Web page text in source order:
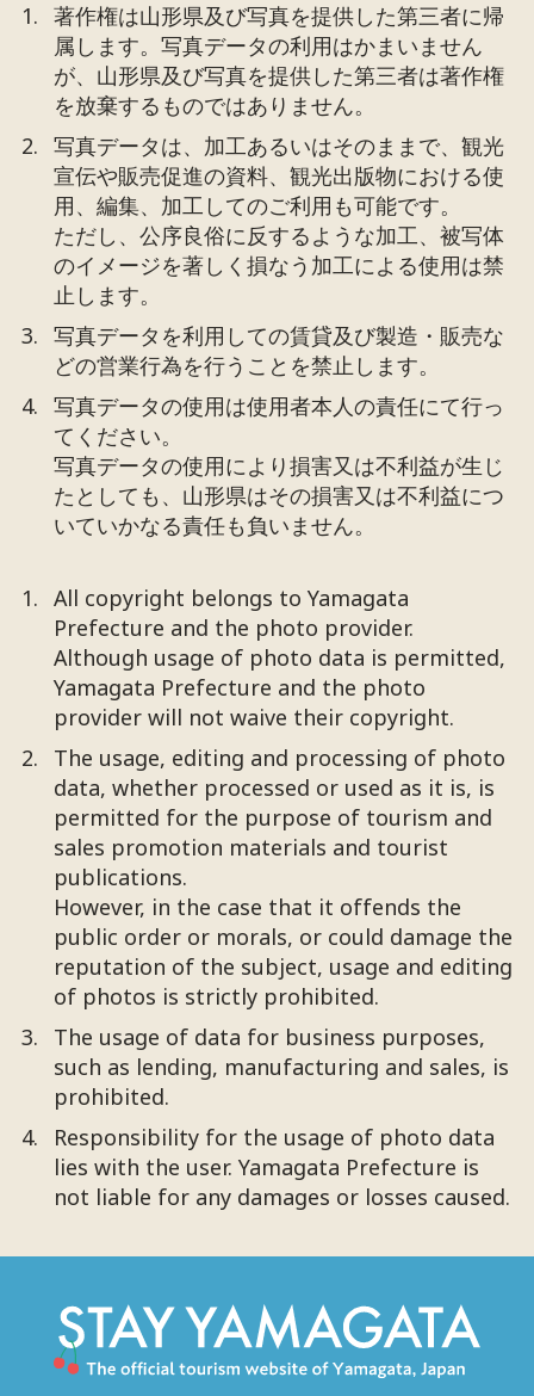
著作権は山形県及び写真を提供した第三者に帰
属します。写真データの利用はかまいません
が、山形県及び写真を提供した第三者は著作権
を放棄するものではありません。
写真データは、加工あるいはそのままで、観光
宣伝や販売促進の資料、観光出版物における使
用、編集、加工してのご利用も可能です。
ただし、公序良俗に反するような加工、被写体
のイメージを著しく損なう加工による使用は禁
止します。
写真データを利用しての賃貸及び製造・販売な
どの営業行為を行うことを禁止します。
写真データの使用は使用者本人の責任にて行っ
てください。
写真データの使用により損害又は不利益が生じ
たとしても、山形県はその損害又は不利益につ
いていかなる責任も負いません。
All copyright belongs to Yamagata
Prefecture and the photo provider.
Although usage of photo data is permitted,
Yamagata Prefecture and the photo
provider will not waive their copyright.
The usage, editing and processing of photo
data, whether processed or used as it is, is
permitted for the purpose of tourism and
sales promotion materials and tourist
publications.
However, in the case that it offends the
public order or morals, or could damage the
reputation of the subject, usage and editing
of photos is strictly prohibited.
The usage of data for business purposes,
such as lending, manufacturing and sales, is
prohibited.
Responsibility for the usage of photo data
lies with the user. Yamagata Prefecture is
not liable for any damages or losses caused.